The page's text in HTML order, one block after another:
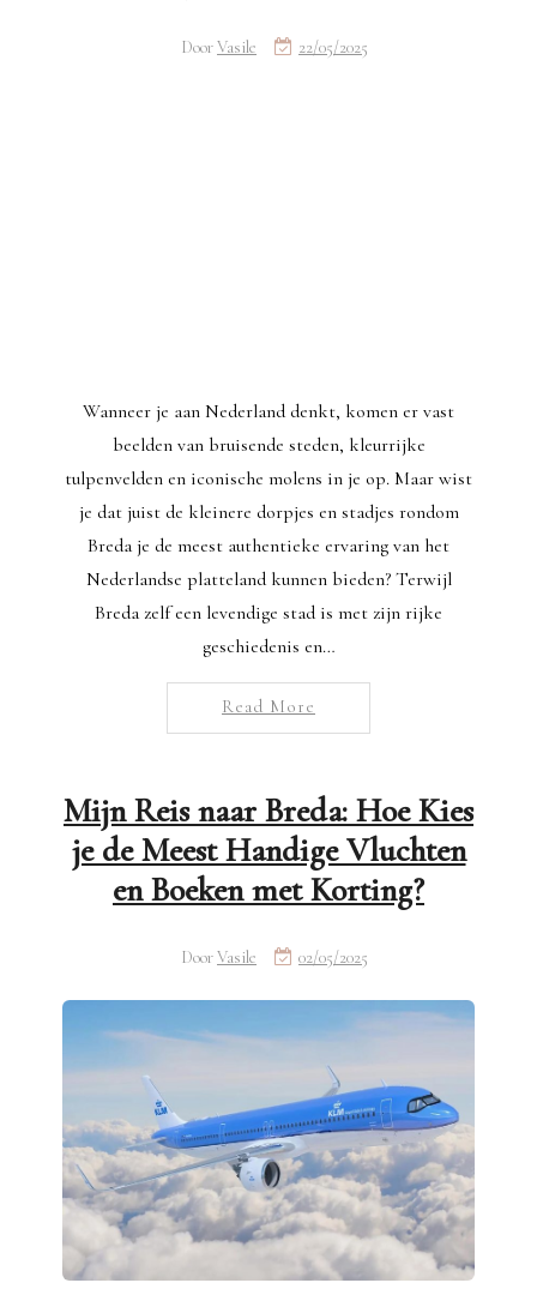
DoorVasile 22/05/2025
Wanneer je aan Nederland denkt, komen er vast
beelden van bruisende steden, kleurrijke
tulpenvelden en iconische molens in je op. Maar wist
je dat juist de kleinere dorpjes en stadjes rondom
Breda je de meest authentieke ervaring van het
Nederlandse platteland kunnen bieden? Terwijl
Breda zelf een levendige stad is met zijn rijke
geschiedenis en…
Read More
Mijn Reis naar Breda: Hoe Kies
je de Meest Handige Vluchten
en Boeken met Korting?
DoorVasile 02/05/2025